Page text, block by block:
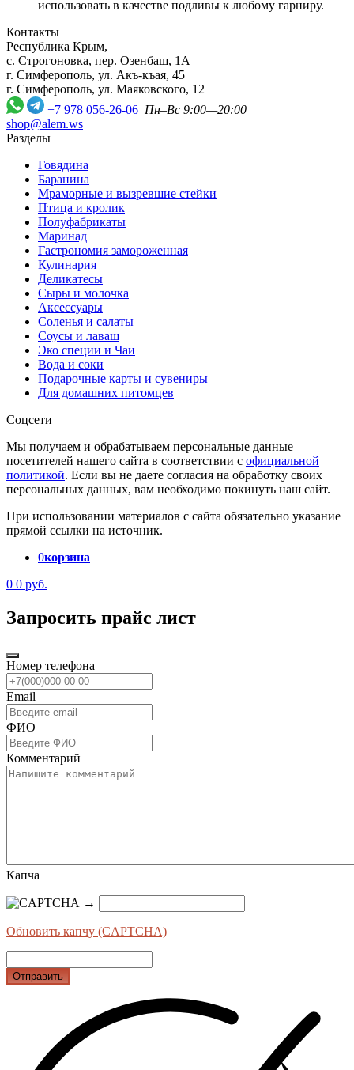
использовать в качестве подливы к любому гарниру.
Контакты
Республика Крым,
с. Строгоновка, пер. Озенбаш, 1А
г. Симферополь, ул. Акъ-къая, 45
г. Симферополь, ул. Маяковского, 12
+7 978 056-26-06 Пн–Вс 9:00—20:00
shop@alem.ws
Разделы
Говядина
Баранина
Мраморные и вызревшие стейки
Птица и кролик
Полуфабрикаты
Маринад
Гастрономия замороженная
Кулинария
Деликатесы
Сыры и молочка
Аксессуары
Соленья и салаты
Соусы и лаваш
Эко специи и Чаи
Вода и соки
Подарочные карты и сувениры
Для домашних питомцев
Соцсети
Мы получаем и обрабатываем персональные данные
посетителей нашего сайта в соответствии с официальной
политикой. Если вы не даете согласия на обработку своих
персональных данных, вам необходимо покинуть наш сайт.
При использовании материалов с сайта обязательно указание
прямой ссылки на источник.
0корзина
0 0 руб.
Запросить прайс лист
Номер телефона
Email
ФИО
Комментарий
Капча
→
Обновить капчу (CAPTCHA)
Отправить